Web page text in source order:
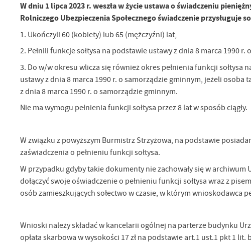
W dniu 1 lipca 2023 r. weszła w życie ustawa o świadczeniu
Rolniczego Ubezpieczenia Społecznego świadczenie przysługuje
1. Ukończyli 60 (kobiety) lub 65 (mężczyźni) lat,
2. Pełnili funkcje sołtysa na podstawie ustawy z dnia 8 marca 1990
3. Do w/w okresu wlicza się również okres pełnienia funkcji
ustawy z dnia 8 marca 1990 r. o samorządzie gminnym, jeżeli osoba
z dnia 8 marca 1990 r. o samorządzie gminnym.
Nie ma wymogu pełnienia funkcji sołtysa przez 8 lat w sposób ciągły.
W związku z powyższym Burmistrz Strzyżowa, na podstawie
zaświadczenia o pełnieniu funkcji sołtysa.
W przypadku gdyby takie dokumenty nie zachowały się w
dołączyć swoje oświadczenie o pełnieniu funkcji sołtysa wraz z
osób zamieszkujących sołectwo w czasie, w którym wnioskodawca
Wnioski należy składać w kancelarii ogólnej na parterze budynku
opłata skarbowa w wysokości 17 zł na podstawie art.1 ust.1 pkt 1